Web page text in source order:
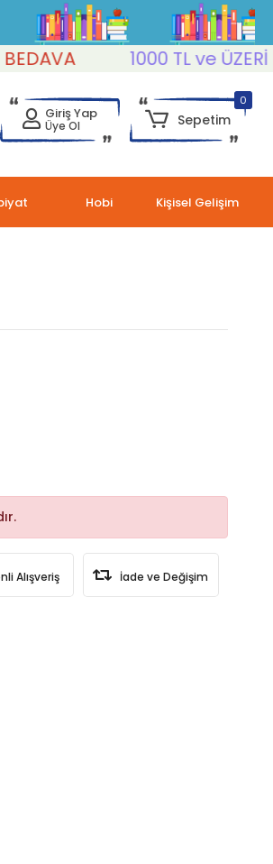
1000 TL ve ÜZERİ
Giriş Yap
Üye Ol
0
Sepetim
Hobi Kişisel Gelişim
Alışveriş İade ve Değişim